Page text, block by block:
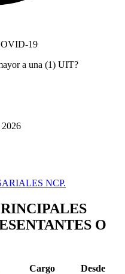
19
a una (1) UIT?
2026
NCP.
O
Cargo
Desde